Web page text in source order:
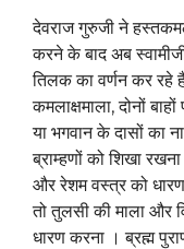
देवराज गुरुजी ने
करने के बाद अब
तिलक का वर्णन कर रहे
कमलाक्षमाला, दोनों
या भगवान के दासों का
ब्राम्हणों को शिखा
और रेशम वस्त्र को
तो तुलसी की माला और
धारण करना । ब्रह्म